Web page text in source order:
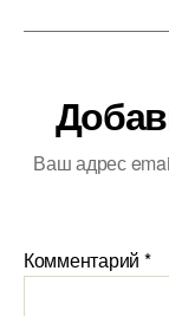
Ваш адрес
Комментарий *